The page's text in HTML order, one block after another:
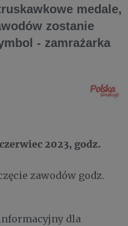
medale,
zostanie
- zamrażarka
2023, godz.
zawodów godz.
dla